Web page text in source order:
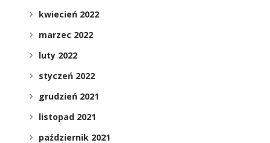
kwiecień 2022
marzec 2022
luty 2022
styczeń 2022
grudzień 2021
listopad 2021
październik 2021